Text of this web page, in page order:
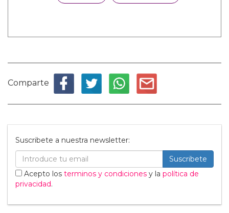
Comparte
Suscribete a nuestra newsletter:
Suscribete
Acepto los terminos y condiciones y la política de
privacidad.